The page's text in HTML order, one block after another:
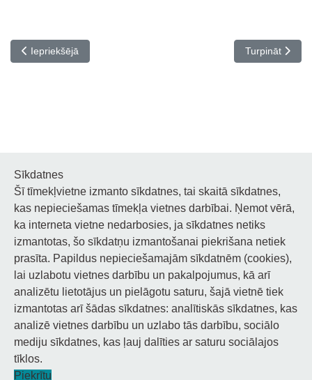
Iepriekšējais raksts: Filmas "Dvēseļu putenis" apmeklējums
Iepriekšējā Nākamais
Turpināt
Noderīgi
Privātuma politika
Sīkdatņu privātuma politika
Piekļūstamība
© 2026 Staņislava Broka Daugavpils Mūzikas vidusskola.
Sīkdatnes
Šī tīmekļvietne izmanto sīkdatnes, tai skaitā sīkdatnes,
kas nepieciešamas tīmekļa vietnes darbībai. Ņemot vērā,
ka interneta vietne nedarbosies, ja sīkdatnes netiks
izmantotas, šo sīkdatņu izmantošanai piekrišana netiek
prasīta. Papildus nepieciešamajām sīkdatnēm (cookies),
lai uzlabotu vietnes darbību un pakalpojumus, kā arī
analizētu lietotājus un pielāgotu saturu, šajā vietnē tiek
izmantotas arī šādas sīkdatnes: analītiskās sīkdatnes, kas
analizē vietnes darbību un uzlabo tās darbību, sociālo
mediju sīkdatnes, kas ļauj dalīties ar saturu sociālajos
tīklos.
Piekrītu